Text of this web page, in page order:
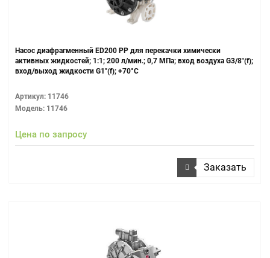
Насос диафрагменный ED200 PP для перекачки химически
активных жидкостей; 1:1; 200 л/мин.; 0,7 МПа; вход воздуха G3/8"(f);
вход/выход жидкости G1"(f); +70°С
Артикул: 11746
Модель: 11746
Цена по запросу
Заказать